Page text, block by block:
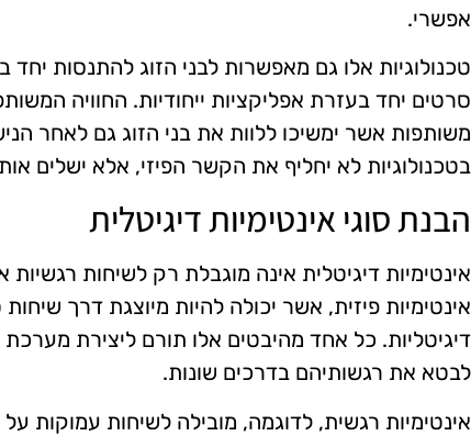
אפשרי.
טכנולוגיות אלו גם מאפשרות לבני הזוג להתנסות יחד
סרטים יחד בעזרת אפליקציות ייחודיות. החוויה
משותפות אשר ימשיכו ללוות את בני הזוג גם לאחר
בטכנולוגיות לא יחליף את הקשר הפיזי, אלא ישלים
הבנת סוגי אינטימיות דיגיטלית
אינטימיות דיגיטלית אינה מוגבלת רק לשיחות
אינטימיות פיזית, אשר יכולה להיות מיוצגת דרך
דיגיטליות. כל אחד מהיבטים אלו תורם ליצירת
לבטא את רגשותיהם בדרכים שונות.
אינטימיות רגשית, לדוגמה, מובילה לשיחות עמוקות